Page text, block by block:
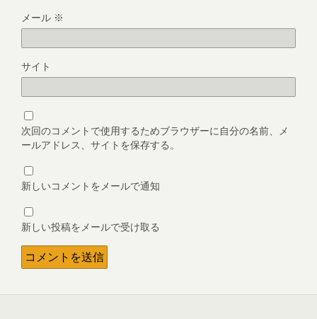
メール ※
サイト
次回のコメントで使用するためブラウザーに自分の名前、メ
ールアドレス、サイトを保存する。
新しいコメントをメールで通知
新しい投稿をメールで受け取る